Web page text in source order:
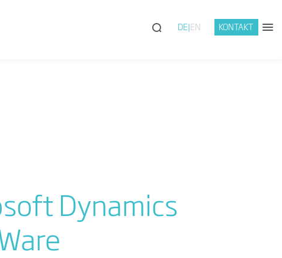
DE EN KONTAKT
Dynamics